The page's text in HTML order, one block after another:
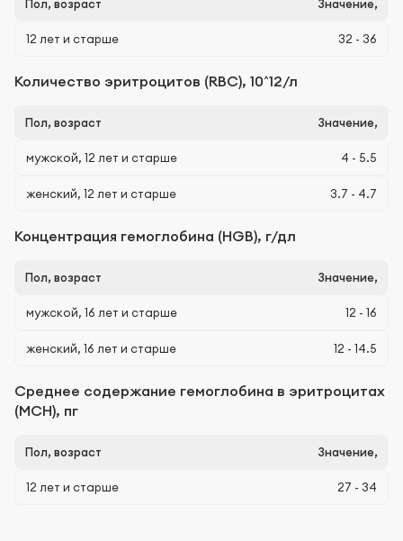
Пол, возраст Значение,
12 лет и старше 32 - 36
Количество эритроцитов (RBC), 10^12/л
Пол, возраст Значение,
мужской, 12 лет и старше 4 - 5.5
женский, 12 лет и старше 3.7 - 4.7
Концентрация гемоглобина (HGB), г/дл
Пол, возраст Значение,
мужской, 16 лет и старше 12 - 16
женский, 16 лет и старше 12 - 14.5
Среднее содержание гемоглобина в эритроцитах
(МСН), пг
Пол, возраст Значение,
12 лет и старше 27 - 34